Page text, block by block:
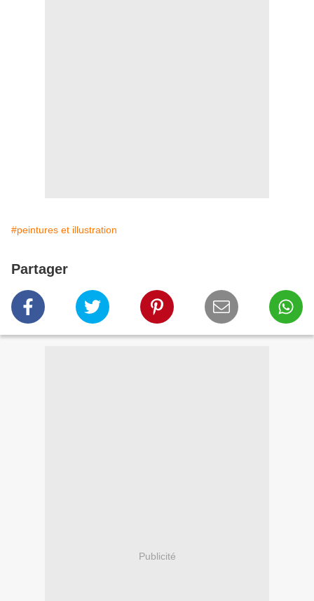
#peintures et illustration
Partager
Publicité